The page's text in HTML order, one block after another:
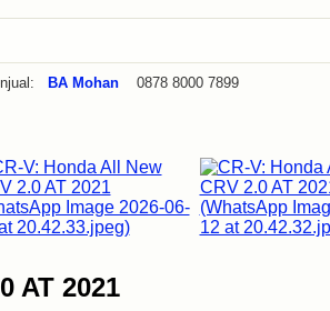
BA Mohan 0878 8000 7899
AT 2021